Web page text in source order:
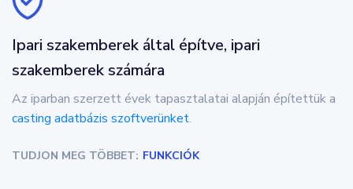
Ipari szakemberek által építve, ipari
szakemberek számára
Az iparban szerzett évek tapasztalatai alapján építettük a
casting adatbázis szoftverünket.
TUDJON MEG TÖBBET: FUNKCIÓK